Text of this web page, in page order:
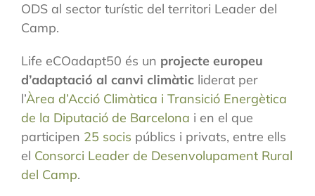
ODS al sector turístic del territori Leader del
Camp.
Life eCOadapt50 és un projecte europeu
d’adaptació al canvi climàtic liderat per
l’Àrea d’Acció Climàtica i Transició Energètica
de la Diputació de Barcelona i en el que
participen 25 socis públics i privats, entre ells
el Consorci Leader de Desenvolupament Rural
del Camp.